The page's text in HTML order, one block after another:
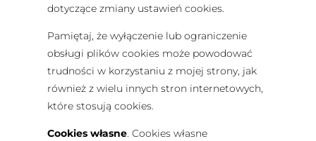
dotyczące zmiany ustawień cookies.
Pamiętaj, że wyłączenie lub ograniczenie
obsługi plików cookies może powodować
trudności w korzystaniu z mojej strony, jak
również z wielu innych stron internetowych,
które stosują cookies.
Cookies własne. Cookies własne